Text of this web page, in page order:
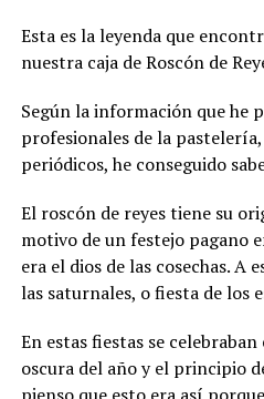
Esta es la leyenda que
nuestra caja de Roscón de
Según la información que he
profesionales de la
periódicos, he conseguido
El roscón de reyes tiene su
motivo de un festejo pagano
era el dios de las cosechas. A
las saturnales, o fiesta de los
En estas fiestas se
oscura del año y el principio